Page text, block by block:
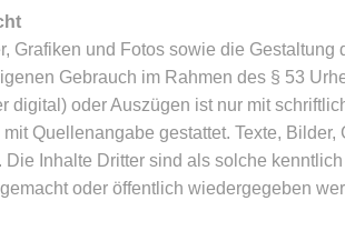
Grafiken und Fotos sowie die
Gebrauch im Rahmen des § 53
digital) oder Auszügen ist nur mit
mit Quellenangabe gestattet. Texte,
Die Inhalte Dritter sind als solche
oder öffentlich wiedergegeben